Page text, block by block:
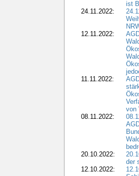
ist
24.11.2022:
12.11.2022:
11.11.2022:
von
08.11.2022:
20.10.2022:
der
12.10.2022: